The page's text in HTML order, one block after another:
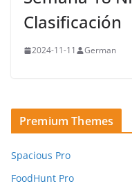
Clasificación
2024-11-11 German
Premium Themes
Spacious Pro
FoodHunt Pro